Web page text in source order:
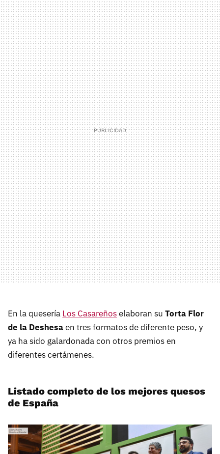
En la quesería Los Casareñoselaboran su Torta Flor
de la Deshesaen tres formatos de diferente peso, y
ya ha sido galardonada con otros premios en
diferentes certámenes.
Listado completo de los mejores quesos
de España